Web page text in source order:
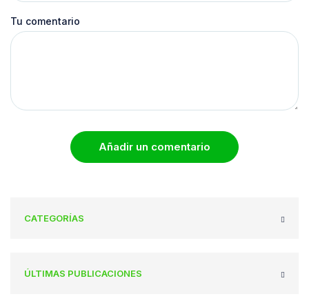
Tu comentario
Añadir un comentario
CATEGORÍAS
ÚLTIMAS PUBLICACIONES